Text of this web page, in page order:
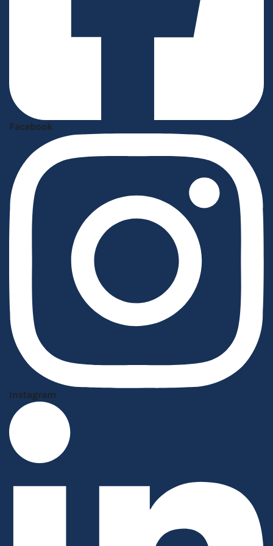
Facebook
Instagram